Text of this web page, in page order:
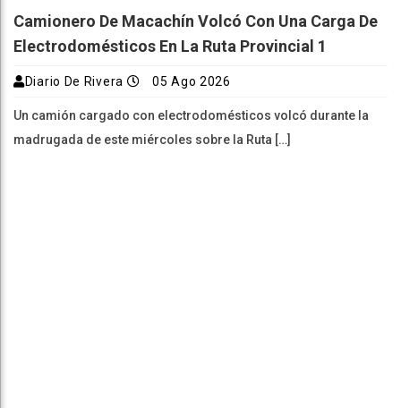
Camionero De Macachín Volcó Con Una Carga De
Electrodomésticos En La Ruta Provincial 1
Diario De Rivera 05 Ago 2026
Un camión cargado con electrodomésticos volcó durante la
madrugada de este miércoles sobre la Ruta […]